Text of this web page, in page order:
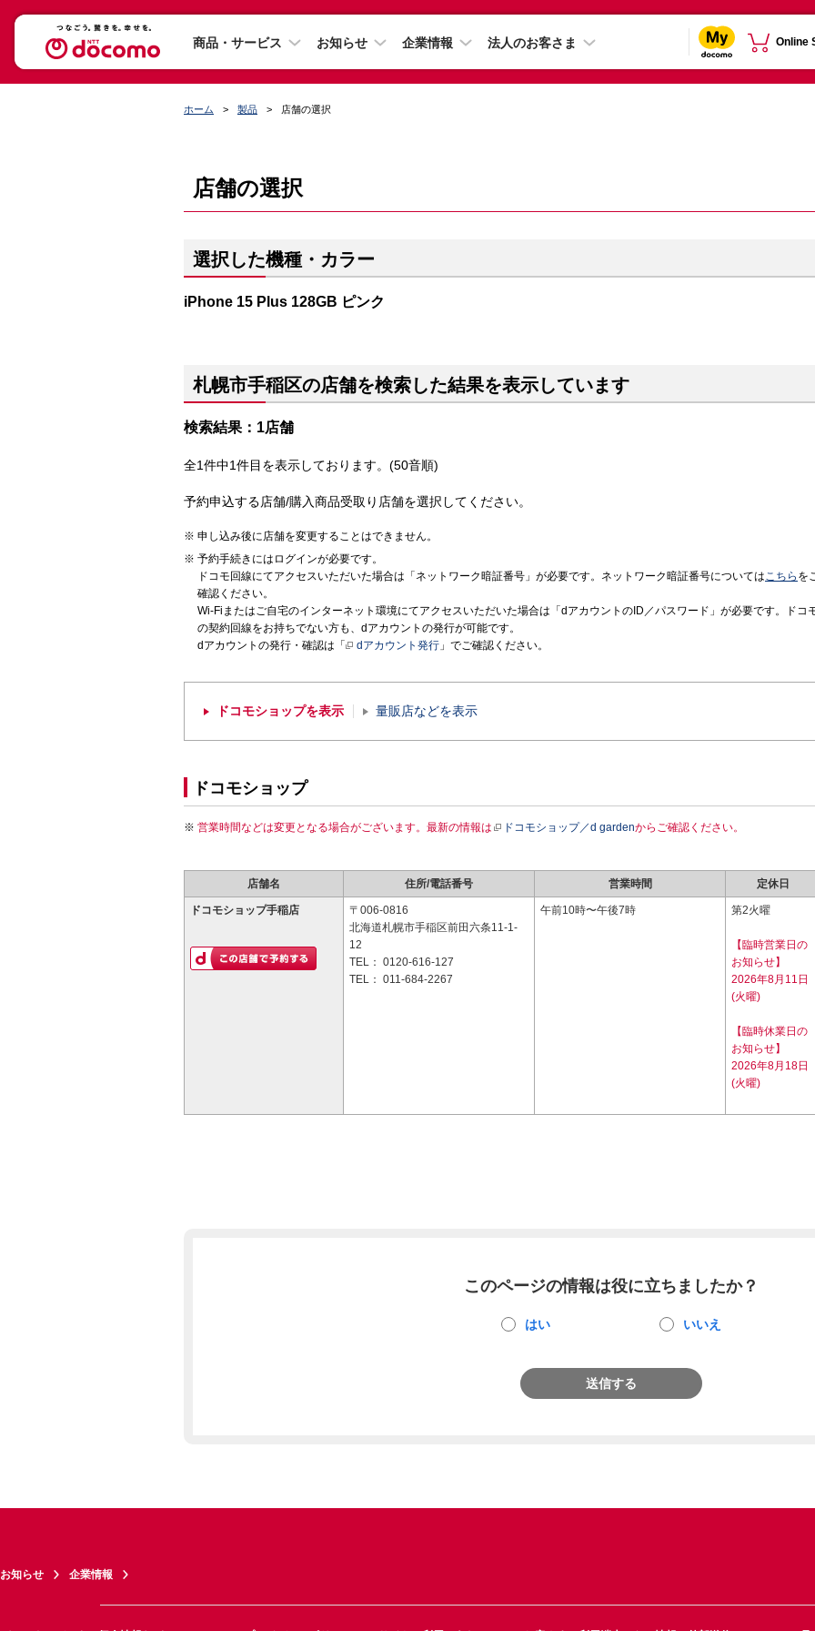
商品・サービス お知らせ 企業情報 法人のお客さま Online
ホーム 製品 店舗の選択
店舗の選択
選択した機種・カラー
iPhone 15 Plus 128GB ピンク
札幌市手稲区の店舗を検索した結果を表示しています
検索結果：1店舗
全1件中1件目を表示しております。(50音順)
予約申込する店舗/購入商品受取り店舗を選択してください。
申し込み後に店舗を変更することはできません。
予約手続きにはログインが必要です。
ドコモ回線にてアクセスいただいた場合は「ネットワーク暗証番号」が必要です。ネットワーク暗証番号についてはこちら を
確認ください。
Wi-Fiまたはご自宅のインターネット環境にてアクセスいただいた場合は「dアカウントのID／パスワード」が必要です。ドコ
の契約回線をお持ちでない方も、dアカウントの発行が可能です。
dアカウントの発行・確認は「
dアカウント発行 」でご確認ください。
ドコモショップを表示 量販店などを表示
ドコモショップ
営業時間などは変更となる場合がございます。最新の情報は ドコモショップ／d gardenからご確認ください。
店舗名 住所/電話番号 営業時間 定休日
ドコモショップ手稲店
〒006-0816
北海道札幌市手稲区前田六条11-1-
12
TEL： 0120-616-127
TEL： 011-684-2267
午前10時〜午後7時 第2火曜
【臨時営業日の
お知らせ】
2026年8月11日
(火曜)
【臨時休業日の
お知らせ】
2026年8月18日
(火曜)
このページの情報は役に立ちましたか？
はい いいえ
送信する
お知らせ 企業情報